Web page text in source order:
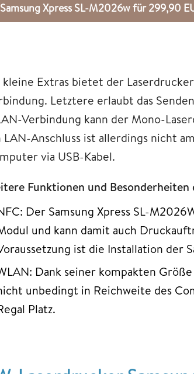
Samsung Xpress SL-M2026w für 299,90
kleine Extras bietet der
Letztere erlaubt das
Verbindung kann der Mono-
LAN-Anschluss ist allerdings nicht
via USB-Kabel.
Funktionen und Besonderheiten
Der Samsung Xpress SL-
und kann damit auch
ist die Installation der
Dank seiner kompakten
unbedingt in Reichweite des
Platz.